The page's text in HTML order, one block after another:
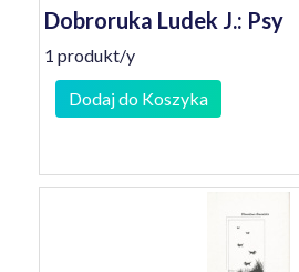
Dobroruka Ludek J.: Psy
1 produkt/y
Dodaj do Koszyka